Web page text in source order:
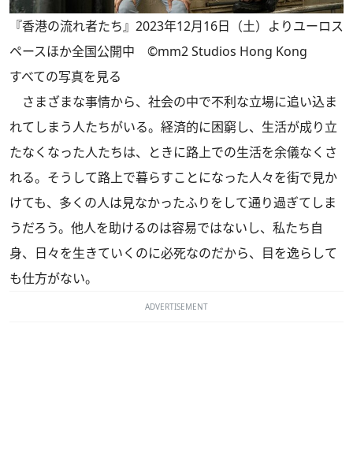
『香港の流れ者たち』2023年12月16日（土）よりユーロス
ペースほか全国公開中 ©mm2 Studios Hong Kong
すべての写真を見る
さまざまな事情から、社会の中で不利な立場に追い込ま
れてしまう人たちがいる。経済的に困窮し、生活が成り立
たなくなった人たちは、ときに路上での生活を余儀なくさ
れる。そうして路上で暮らすことになった人々を街で見か
けても、多くの人は見なかったふりをして通り過ぎてしま
うだろう。他人を助けるのは容易ではないし、私たち自
身、日々を生きていくのに必死なのだから、目を逸らして
も仕方がない。
ADVERTISEMENT